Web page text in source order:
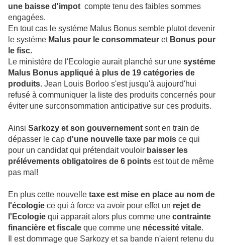
une baisse d'impot compte tenu des faibles sommes
engagées.
En tout cas le systéme Malus Bonus semble plutot devenir
le systéme Malus pour le consommateur et Bonus pour
le fisc.
Le ministére de l'Ecologie aurait planché sur une systéme
Malus Bonus appliqué à plus de 19 catégories de
produits. Jean Louis Borloo s'est jusqu'à aujourd'hui
refusé à communiquer la liste des produits concernés pour
éviter une surconsommation anticipative sur ces produits.
Ainsi Sarkozy et son gouvernement sont en train de
dépasser le cap d'une nouvelle taxe par mois ce qui
pour un candidat qui prétendait vouloir baisser les
prélévements obligatoires de 6 points est tout de même
pas mal!
En plus cette nouvelle taxe est mise en place au nom de
l'écologie ce qui à force va avoir pour effet un rejet de
l'Ecologie qui apparait alors plus comme une contrainte
financière et fiscale que comme une nécessité vitale.
Il est dommage que Sarkozy et sa bande n'aient retenu du